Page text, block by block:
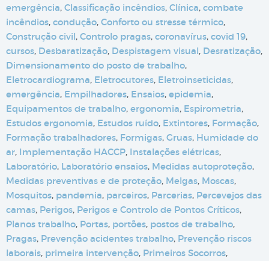
emergência, Classificação incêndios, Clínica, combate
incêndios, condução, Conforto ou stresse térmico,
Construção civil, Controlo pragas, coronavírus, covid 19,
cursos, Desbaratização, Despistagem visual, Desratização,
Dimensionamento do posto de trabalho,
Eletrocardiograma, Eletrocutores, Eletroinseticidas,
emergência, Empilhadores, Ensaios, epidemia,
Equipamentos de trabalho, ergonomia, Espirometria,
Estudos ergonomia, Estudos ruído, Extintores, Formação,
Formação trabalhadores, Formigas, Gruas, Humidade do
ar, Implementação HACCP, Instalações elétricas,
Laboratório, Laboratório ensaios, Medidas autoproteção,
Medidas preventivas e de proteção, Melgas, Moscas,
Mosquitos, pandemia, parceiros, Parcerias, Percevejos das
camas, Perigos, Perigos e Controlo de Pontos Críticos,
Planos trabalho, Portas, portões, postos de trabalho,
Pragas, Prevenção acidentes trabalho, Prevenção riscos
laborais, primeira intervenção, Primeiros Socorros,